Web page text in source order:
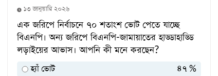
১৩ জানুয়ারি ২০২৬
এক জরিপে নির্বাচনে ৭০ শতাংশ ভোট পেতে যাচ্ছে
বিএনপি। অন্য জরিপে বিএনপি-জামায়াতের হাড্ডাহাড্ডি
লড়াইয়ের আভাস। আপনি কী মনে করছেন?
হ্যাঁ ভোট
৪৭ %